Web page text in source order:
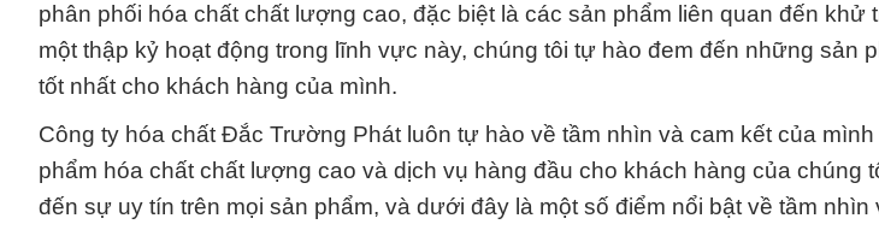
phân phối hóa chất chất lượng cao, đặc biệt là các sản phẩm liên quan đến khử
một thập kỷ hoạt động trong lĩnh vực này, chúng tôi tự hào đem đến những sản
tốt nhất cho khách hàng của mình.
Công ty hóa chất Đắc Trường Phát luôn tự hào về tầm nhìn và cam kết của
phẩm hóa chất chất lượng cao và dịch vụ hàng đầu cho khách hàng của chúng
đến sự uy tín trên mọi sản phẩm, và dưới đây là một số điểm nổi bật về tầm nhìn